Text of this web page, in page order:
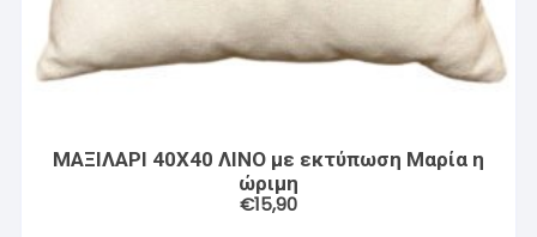
ΜΑΞΙΛΑΡΙ 40X40 ΛΙΝΟ με εκτύπωση Μαρία η
ώριμη
€15,90